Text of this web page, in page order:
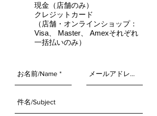
現金（店舗のみ）
クレジットカード
（店舗・オンラインショップ：
Visa、 Master、 Amexそれぞれ
一括払いのみ）